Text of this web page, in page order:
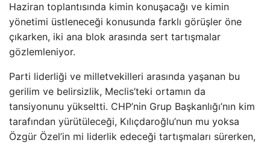
Haziran toplantısında kimin konuşacağı ve kimin
yönetimi üstleneceği konusunda farklı görüşler öne
çıkarken, iki ana blok arasında sert tartışmalar
gözlemleniyor.
Parti liderliği ve milletvekilleri arasında yaşanan bu
gerilim ve belirsizlik, Meclis’teki ortamın da
tansiyonunu yükseltti. CHP’nin Grup Başkanlığı’nın kim
tarafından yürütüleceği, Kılıçdaroğlu’nun mu yoksa
Özgür Özel’in mi liderlik edeceği tartışmaları sürerken,